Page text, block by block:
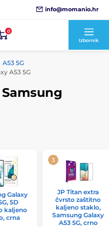
info@momanio.hr
0
Izbornik
A53 5G
A53 5G
Galaxy
5D
kaljeno
crna
JP Titan extra
čvrsto zaštitno
kaljeno staklo,
Samsung Galaxy
A53 5G, crno